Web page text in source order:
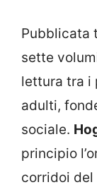
Pubblicata
sette
lettura tra i
adulti,
sociale.
principio
corridoi del